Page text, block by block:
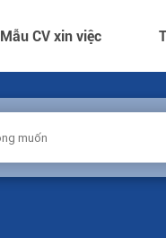
Mẫu CV xin việc